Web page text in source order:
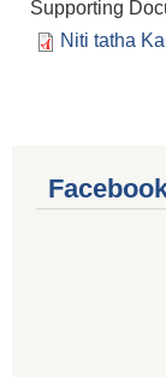
Supporting
Niti tatha